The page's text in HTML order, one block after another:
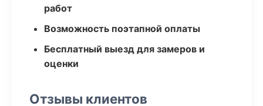
работ
Возможность поэтапной оплаты
Бесплатный выезд для замеров и
оценки
Отзывы клиентов